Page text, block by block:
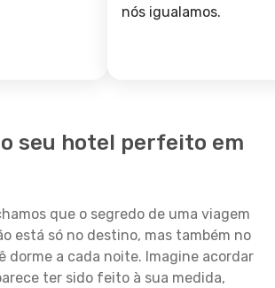
nós igualamos.
seu hotel perfeito em
que o segredo de uma viagem
está só no destino, mas também no
dorme a cada noite. Imagine acordar
ter sido feito à sua medida,